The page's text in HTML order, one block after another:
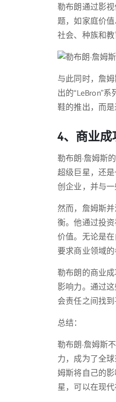
勒布朗通过影
题，如家庭价
社会、种族和
与此同时，詹
出的“LeBron”
鞋的推出，而
4、商业
勒布朗·詹姆斯
超级巨星，还
创企业，并与
然而，詹姆斯
衡。他通过投
价值。无论是
要求商业领域
勒布朗的商业
影响力。通过
会责任之间找
总结：
勒布朗·詹姆斯
力，成为了全
姆斯将自己的
星，可以在现